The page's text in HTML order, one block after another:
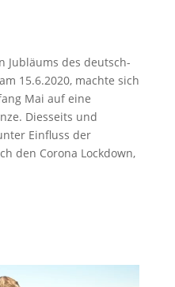
Jubläums des deutsch-
15.6.2020, machte sich
Mai auf eine
Diesseits und
Einfluss der
den Corona Lockdown,